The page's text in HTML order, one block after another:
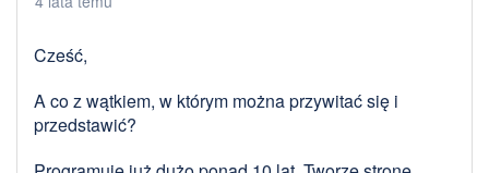
Cześć,
A co z wątkiem, w którym można przywitać się i
przedstawić?